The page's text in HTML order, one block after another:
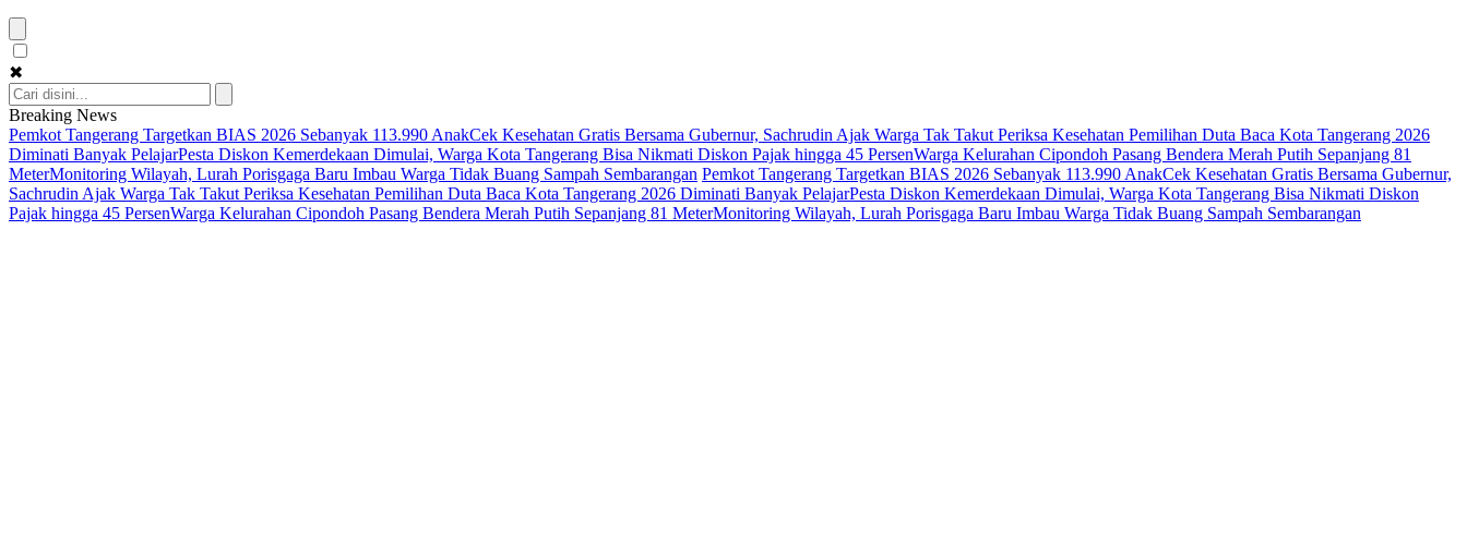
✖
Breaking News
Pemkot Tangerang Targetkan BIAS 2026 Sebanyak 113.990 AnakCek Kesehatan Gratis Bersama Gubernur, Sachrudin Ajak Warga Tak Takut Periksa Kesehatan Pemilihan Duta Baca Kota Tangerang 2026
Diminati Banyak PelajarPesta Diskon Kemerdekaan Dimulai, Warga Kota Tangerang Bisa Nikmati Diskon Pajak hingga 45 PersenWarga Kelurahan Cipondoh Pasang Bendera Merah Putih Sepanjang 81
MeterMonitoring Wilayah, Lurah Porisgaga Baru Imbau Warga Tidak Buang Sampah Sembarangan Pemkot Tangerang Targetkan BIAS 2026 Sebanyak 113.990 AnakCek Kesehatan Gratis Bersama Gubernur,
Sachrudin Ajak Warga Tak Takut Periksa Kesehatan Pemilihan Duta Baca Kota Tangerang 2026 Diminati Banyak PelajarPesta Diskon Kemerdekaan Dimulai, Warga Kota Tangerang Bisa Nikmati Diskon
Pajak hingga 45 PersenWarga Kelurahan Cipondoh Pasang Bendera Merah Putih Sepanjang 81 MeterMonitoring Wilayah, Lurah Porisgaga Baru Imbau Warga Tidak Buang Sampah Sembarangan